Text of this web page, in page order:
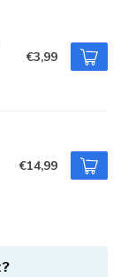
€3,99
€14,99